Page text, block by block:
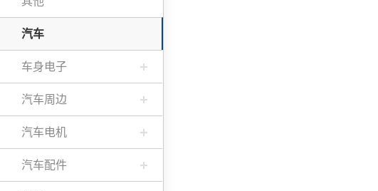
汽车
车身电子
汽车周边
汽车电机
汽车配件